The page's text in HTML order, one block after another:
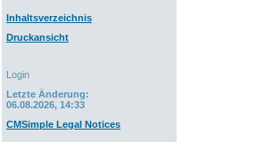
Inhaltsverzeichnis
Druckansicht
Login
Letzte Änderung:
06.08.2026, 14:33
CMSimple Legal Notices